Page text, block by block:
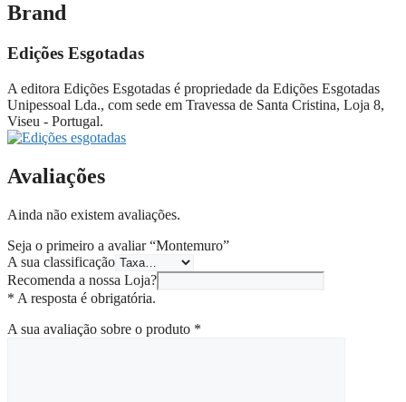
Brand
Edições Esgotadas
A editora Edições Esgotadas é propriedade da Edições Esgotadas
Unipessoal Lda., com sede em Travessa de Santa Cristina, Loja 8,
Viseu - Portugal.
Avaliações
Ainda não existem avaliações.
Seja o primeiro a avaliar “Montemuro”
A sua classificação
Recomenda a nossa Loja?
* A resposta é obrigatória.
A sua avaliação sobre o produto *